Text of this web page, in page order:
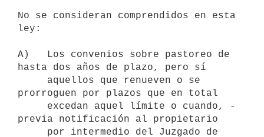
No se consideran comprendidos en esta
ley:
A)   Los convenios sobre pastoreo de
hasta dos años de plazo, pero sí
prorroguen por plazos que en total
previa notificación al propietario